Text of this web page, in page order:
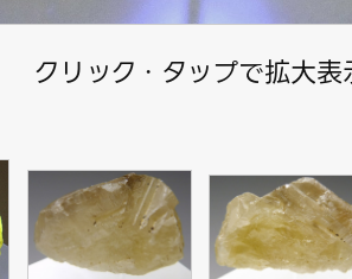
クリック・タップで拡大表